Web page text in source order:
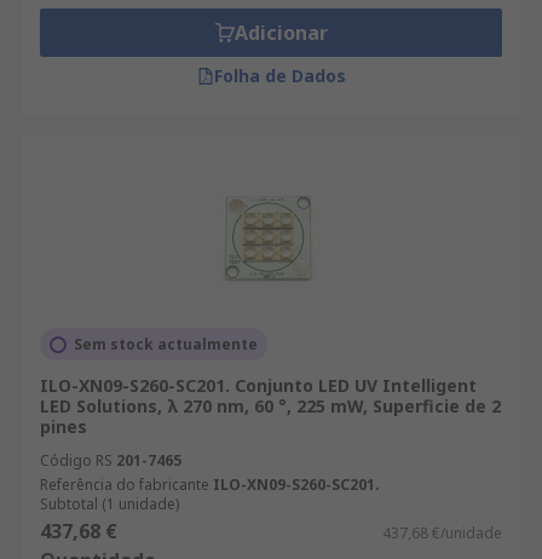
Adicionar
Folha de Dados
Sem stock actualmente
ILO-XN09-S260-SC201. Conjunto LED UV Intelligent
LED Solutions, λ 270 nm, 60 °, 225 mW, Superficie de 2
pines
Código RS 201-7465
Referência do fabricante ILO-XN09-S260-SC201.
Subtotal (1 unidade)
437,68 € 437,68 €/unidade